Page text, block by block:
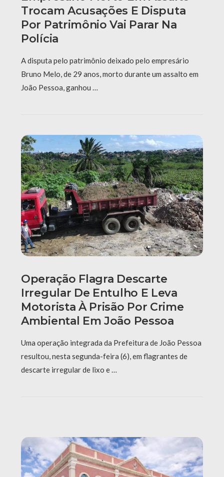
Trocam Acusações E Disputa
Por Patrimônio Vai Parar Na
Polícia
A disputa pelo patrimônio deixado pelo empresário
Bruno Melo, de 29 anos, morto durante um assalto em
João Pessoa, ganhou …
Operação Flagra Descarte
Irregular De Entulho E Leva
Motorista À Prisão Por Crime
Ambiental Em João Pessoa
Uma operação integrada da Prefeitura de João Pessoa
resultou, nesta segunda-feira (6), em flagrantes de
descarte irregular de lixo e …